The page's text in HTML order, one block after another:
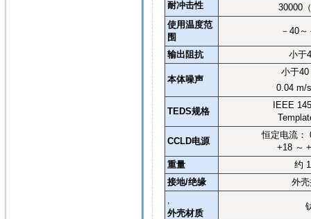
耐冲击性
30000
使用温度范
围
－40～
输出阻抗 小于
本体噪声
小于
0.04 m/s
TEDS规格
IEEE
CCLD电源
恒定电流：
+18 ～
重量
约
接地/绝缘 外
,
外壳材质